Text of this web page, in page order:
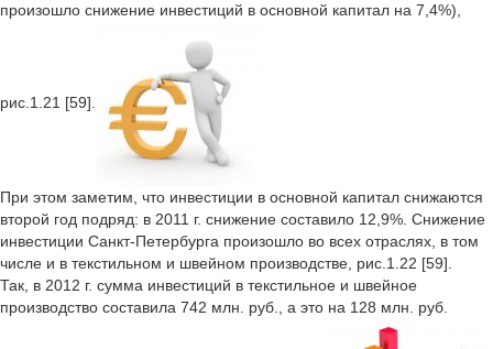
произошло снижение инвестиций в основной капитал на 7,4%),
рис.1.21 [59].
При этом заметим, что инвестиции в основной капитал снижаются
второй год подряд: в 2011 г. снижение составило 12,9%. Снижение
инвестиции Санкт-Петербурга произошло во всех отраслях, в том
числе и в текстильном и швейном производстве, рис.1.22 [59].
Так, в 2012 г. сумма инвестиций в текстильное и швейное
производство составила 742 млн. руб., а это на 128 млн. руб.